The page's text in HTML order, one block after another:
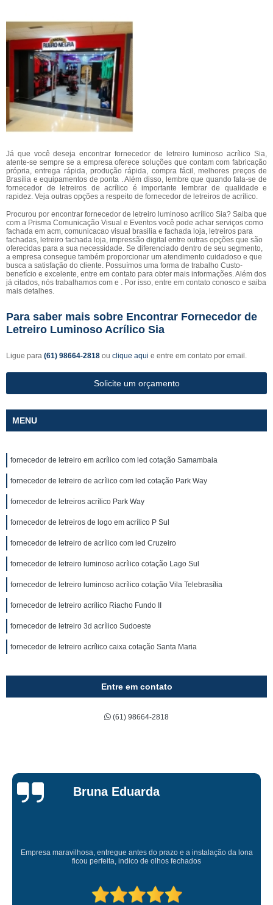
Já que você deseja encontrar fornecedor de letreiro luminoso acrílico Sia,
atente-se sempre se a empresa oferece soluções que contam com fabricação
própria, entrega rápida, produção rápida, compra fácil, melhores preços de
Brasília e equipamentos de ponta . Além disso, lembre que quando fala-se de
fornecedor de letreiros de acrílico é importante lembrar de qualidade e
rapidez. Veja outras opções a respeito de fornecedor de letreiros de acrílico.
Procurou por encontrar fornecedor de letreiro luminoso acrílico Sia? Saiba que
com a Prisma Comunicação Visual e Eventos você pode achar serviços como
fachada em acm, comunicacao visual brasilia e fachada loja, letreiros para
fachadas, letreiro fachada loja, impressão digital entre outras opções que são
oferecidas para a sua necessidade. Se diferenciado dentro de seu segmento,
a empresa consegue também proporcionar um atendimento cuidadoso e que
busca a satisfação do cliente. Possuímos uma forma de trabalho Custo-
benefício e excelente, entre em contato para obter mais informações. Além dos
já citados, nós trabalhamos com e . Por isso, entre em contato conosco e saiba
mais detalhes.
Para saber mais sobre Encontrar Fornecedor de
Letreiro Luminoso Acrílico Sia
Ligue para (61) 98664-2818 ou clique aqui e entre em contato por email.
Solicite um orçamento
MENU
fornecedor de letreiro em acrílico com led cotação Samambaia
fornecedor de letreiro de acrílico com led cotação Park Way
fornecedor de letreiros acrílico Park Way
fornecedor de letreiros de logo em acrílico P Sul
fornecedor de letreiro de acrílico com led Cruzeiro
fornecedor de letreiro luminoso acrílico cotação Lago Sul
fornecedor de letreiro luminoso acrílico cotação Vila Telebrasília
fornecedor de letreiro acrílico Riacho Fundo II
fornecedor de letreiro 3d acrílico Sudoeste
fornecedor de letreiro acrílico caixa cotação Santa Maria
Entre em contato
(61) 98664-2818
Bruna Eduarda
Empresa maravilhosa, entregue antes do prazo e a instalação da lona
ficou perfeita, indico de olhos fechados